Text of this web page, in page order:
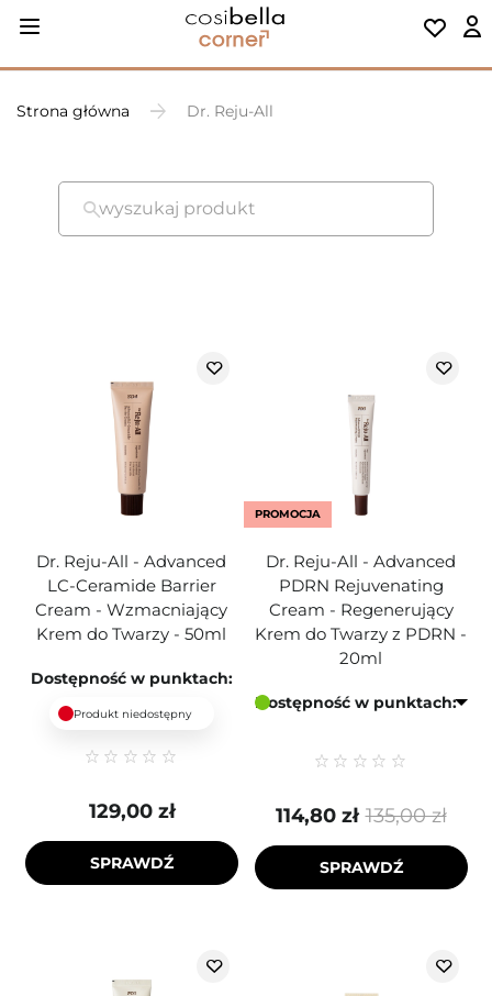
Strona główna Dr. Reju-All
wyszukaj produkt
Dr. Reju-All - Advanced
LC-Ceramide Barrier
Cream - Wzmacniający
Krem do Twarzy - 50ml
Dostępność w punktach:
Produkt niedostępny
129,00 zł
SPRAWDŹ
PROMOCJA
Dr. Reju-All - Advanced
PDRN Rejuvenating
Cream - Regenerujący
Krem do Twarzy z PDRN -
20ml
Dostępność w punktach:
135,00 zł
114,80 zł
SPRAWDŹ